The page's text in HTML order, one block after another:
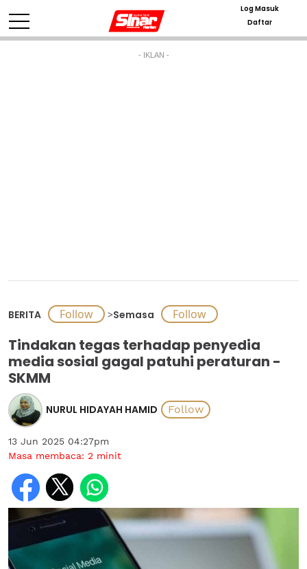
Log Masuk
Daftar
- IKLAN -
BERITA >Semasa
Tindakan tegas terhadap penyedia
media sosial gagal patuhi peraturan -
SKMM
NURUL HIDAYAH HAMID
13 Jun 2025 04:27pm
Masa membaca: 2 minit